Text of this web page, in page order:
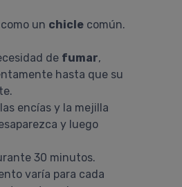
un chicle común.
de fumar,
hasta que su
encías y la mejilla
y luego
30 minutos.
varía para cada